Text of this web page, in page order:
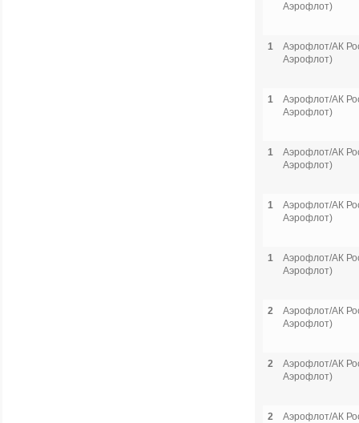
Аэрофлот)
1
Аэрофлот/АК
Аэрофлот)
1
Аэрофлот/АК
Аэрофлот)
1
Аэрофлот/АК
Аэрофлот)
1
Аэрофлот/АК
Аэрофлот)
1
Аэрофлот/АК
Аэрофлот)
2
Аэрофлот/АК
Аэрофлот)
2
Аэрофлот/АК
Аэрофлот)
2
Аэрофлот/АК